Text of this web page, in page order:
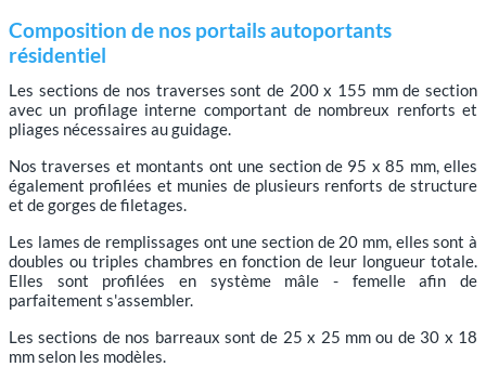
Composition de nos portails autoportants
résidentiel
Les sections de nos traverses sont de 200 x 155 mm de section
avec un profilage interne comportant de nombreux renforts et
pliages nécessaires au guidage.
Nos traverses et montants ont une section de 95 x 85 mm, elles
également profilées et munies de plusieurs renforts de structure
et de gorges de filetages.
Les lames de remplissages ont une section de 20 mm, elles sont à
doubles ou triples chambres en fonction de leur longueur totale.
Elles sont profilées en système mâle - femelle afin de
parfaitement s'assembler.
Les sections de nos barreaux sont de 25 x 25 mm ou de 30 x 18
mm selon les modèles.